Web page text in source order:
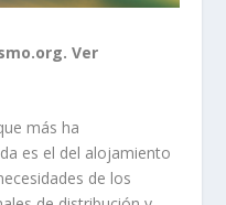
Ver
más ha
es el del alojamiento
de los